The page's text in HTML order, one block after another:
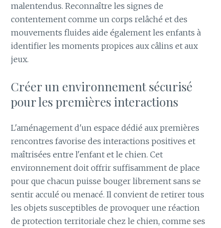
malentendus. Reconnaître les signes de
contentement comme un corps relâché et des
mouvements fluides aide également les enfants à
identifier les moments propices aux câlins et aux
jeux.
Créer un environnement sécurisé
pour les premières interactions
L'aménagement d'un espace dédié aux premières
rencontres favorise des interactions positives et
maîtrisées entre l'enfant et le chien. Cet
environnement doit offrir suffisamment de place
pour que chacun puisse bouger librement sans se
sentir acculé ou menacé. Il convient de retirer tous
les objets susceptibles de provoquer une réaction
de protection territoriale chez le chien, comme ses